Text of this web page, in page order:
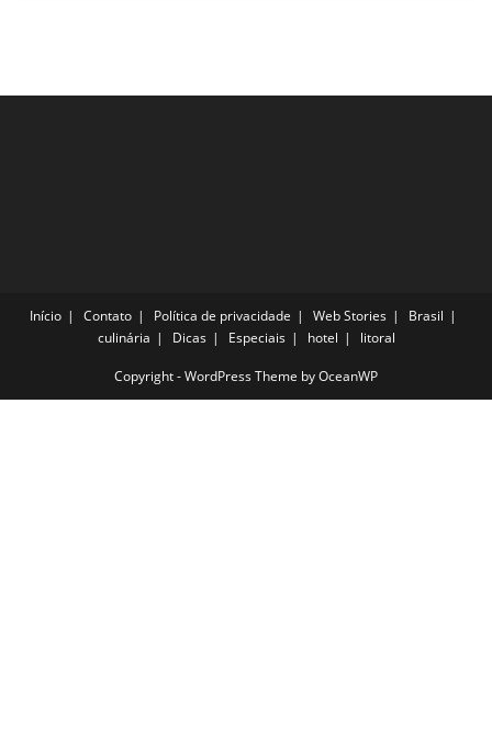
Início Contato Política de privacidade Web Stories
Brasil
culinária
Dicas Especiais hotel litoral
Copyright - WordPress Theme by OceanWP